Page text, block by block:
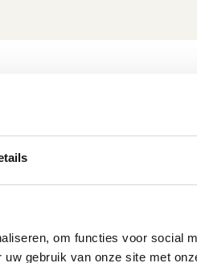
om functies voor social
gebruik van onze site met